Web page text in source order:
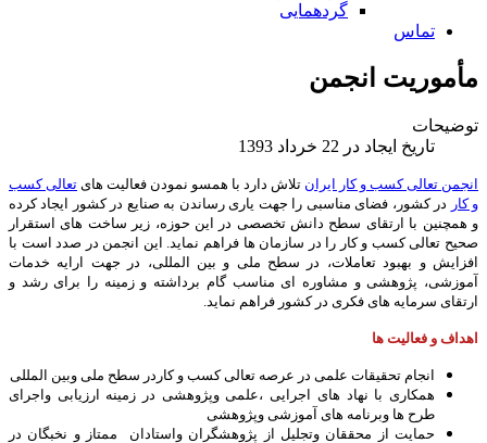
گردهمایی
تماس
مأموریت انجمن
توضیحات
تاریخ ایجاد در 22 خرداد 1393
انجمن تعالی کسب و کار ایران تلاش دارد با همسو نمودن فعالیت های تعالی کسب
و کار در کشور، فضای مناسبی را جهت یاری رساندن به صنایع در کشور ایجاد کرده
و همچنین با ارتقای سطح دانش تخصصی در این حوزه، زیر ساخت های استقرار
صحیح تعالی کسب و کار را در سازمان ها فراهم نماید. این انجمن در صدد است با
افزایش و بهبود تعاملات، در سطح ملی و بین المللی، در جهت ارایه خدمات
آموزشی، پژوهشی و مشاوره ای مناسب گام برداشته و زمینه را برای رشد و
ارتقای سرمایه های فکری در کشور فراهم نماید.
اهداف و فعالیت ها
انجام تحقیقات علمی در عرصه تعالی کسب و کاردر سطح ملی وبین المللی
همکاری با نهاد های اجرایی ،علمی وپژوهشی در زمینه ارزیابی واجرای
طرح ها وبرنامه های آموزشی وپژوهشی
حمایت از محققان وتجلیل از پژوهشگران واستادان ممتاز و نخبگان در